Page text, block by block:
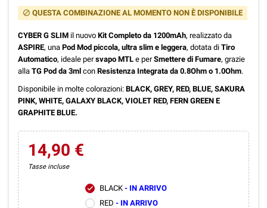
block QUESTA COMBINAZIONE AL MOMENTO NON È DISPONIBILE
CYBER G SLIM il nuovo Kit Completo da 1200mAh, realizzato da
ASPIRE, una Pod Mod piccola, ultra slim e leggera, dotata di Tiro
Automatico, ideale persvapo MTL e perSmettere di Fumare, grazie
alla TG Pod da 3ml con Resistenza Integrata da 0.8Ohm o 1.0Ohm.
Disponibile in molte colorazioni: BLACK, GREY, RED, BLUE, SAKURA
PINK, WHITE, GALAXY BLACK, VIOLET RED, FERN GREEN E
GRAPHITE BLUE.
14,90 €
Tasse incluse
check BLACK- IN ARRIVO
RED - IN ARRIVO